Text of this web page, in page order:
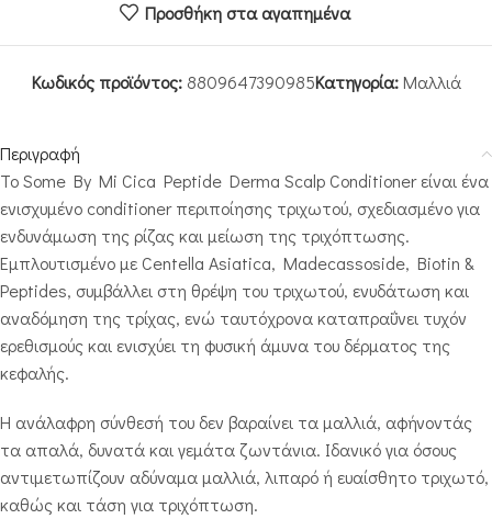
Προσθήκη στα αγαπημένα
Κωδικός προϊόντος: 8809647390985Κατηγορία: Μαλλιά
Περιγραφή
Το Some By Mi Cica Peptide Derma Scalp Conditioner είναι ένα
ενισχυμένο conditioner περιποίησης τριχωτού, σχεδιασμένο για
ενδυνάμωση της ρίζας και μείωση της τριχόπτωσης.
Εμπλουτισμένο με Centella Asiatica, Madecassoside, Biotin &
Peptides, συμβάλλει στη θρέψη του τριχωτού, ενυδάτωση και
αναδόμηση της τρίχας, ενώ ταυτόχρονα καταπραΰνει τυχόν
ερεθισμούς και ενισχύει τη φυσική άμυνα του δέρματος της
κεφαλής.
Η ανάλαφρη σύνθεσή του δεν βαραίνει τα μαλλιά, αφήνοντάς
τα απαλά, δυνατά και γεμάτα ζωντάνια. Ιδανικό για όσους
αντιμετωπίζουν αδύναμα μαλλιά, λιπαρό ή ευαίσθητο τριχωτό,
καθώς και τάση για τριχόπτωση.